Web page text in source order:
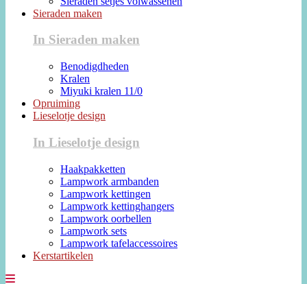
Sieraden maken
In Sieraden maken
Benodigdheden
Kralen
Miyuki kralen 11/0
Opruiming
Lieselotje design
In Lieselotje design
Haakpakketten
Lampwork armbanden
Lampwork kettingen
Lampwork kettinghangers
Lampwork oorbellen
Lampwork sets
Lampwork tafelaccessoires
Kerstartikelen